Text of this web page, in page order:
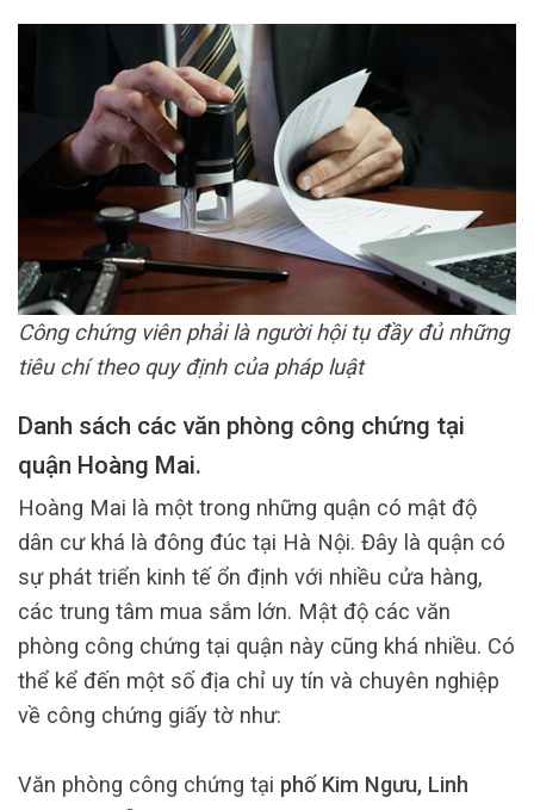
Công chứng viên phải là người hội tụ đầy đủ những
tiêu chí theo quy định của pháp luật
Danh sách các văn phòng công chứng tại
quận Hoàng Mai.
Hoàng Mai là một trong những quận có mật độ
dân cư khá là đông đúc tại Hà Nội. Đây là quận có
sự phát triển kinh tế ổn định với nhiều cửa hàng,
các trung tâm mua sắm lớn. Mật độ các văn
phòng công chứng tại quận này cũng khá nhiều. Có
thể kể đến một số địa chỉ uy tín và chuyên nghiệp
về công chứng giấy tờ như:
Văn phòng công chứng tại phố Kim Ngưu, Linh